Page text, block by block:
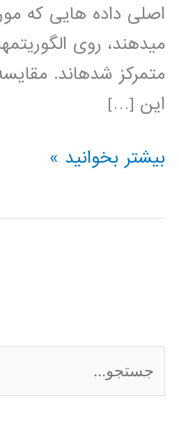
اصلی داده هايی که
مي­دهند، روی
متمرکز شده­اند.
اين […]
دانلود
آموزش
بیشتر بخوانید »
س